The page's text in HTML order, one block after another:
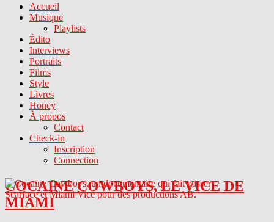
Accueil
Musique
Playlists
Édito
Interviews
Portraits
Films
Style
Livres
Honey
À propos
Contact
Check-in
Inscription
Connection
COCAINE COWBOYS, LE VICE DE
MIAMI